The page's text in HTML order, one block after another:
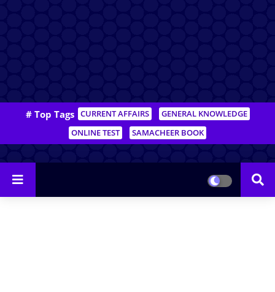
# Top Tags CURRENT AFFAIRS
GENERAL KNOWLEDGE
ONLINE TEST
SAMACHEER BOOK